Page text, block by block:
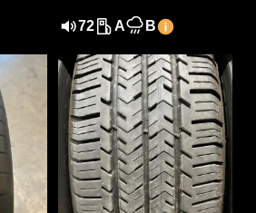
72 A B